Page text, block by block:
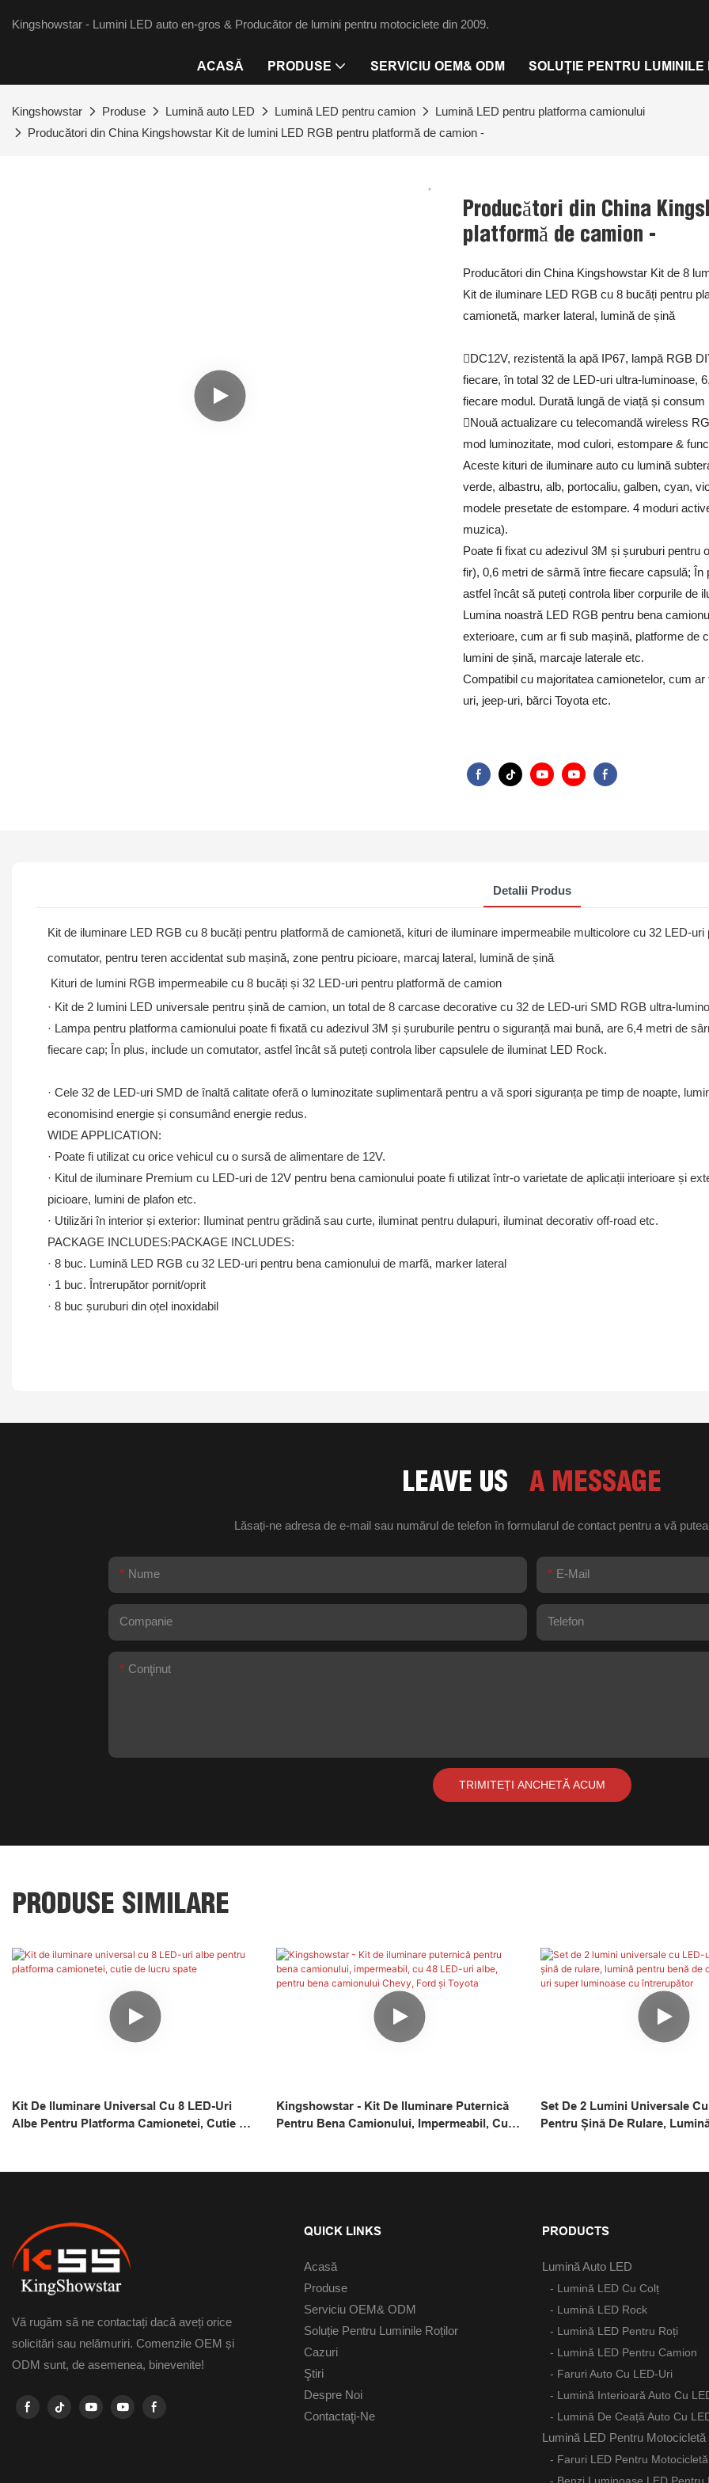
Kingshowstar - Lumini LED auto en-gros & Producător de lumini pentru motociclete din 2009.
ACASĂ PRODUSE SERVICIU OEM& ODM SOLUȚIE PENTRU LUMINILE
Kingshowstar Produse Lumină auto LED Lumină LED pentru camion
Lumină LED pentru platforma camionului
Producători din China Kingshowstar Kit de lumini LED RGB pentru platformă de camion -
Producători din China
platformă de camion -
Producători din China Kingshowstar Kit de 8
Kit de iluminare LED RGB cu 8 bucăți pentru
camionetă, marker lateral, lumină de șină
DC12V, rezistentă la apă IP67, lampă RGB
fiecare, în total 32 de LED-uri ultra-luminoase,
fiecare modul. Durată lungă de viață și consum
Nouă actualizare cu telecomandă wireless
mod luminozitate, mod culori, estompare &
Aceste kituri de iluminare auto cu lumină
verde, albastru, alb, portocaliu, galben, cyan,
modele presetate de estompare. 4 moduri
muzica).
Poate fi fixat cu adezivul 3M și șuruburi pentru
fir), 0,6 metri de sârmă între fiecare capsulă;
astfel încât să puteți controla liber corpurile de
Lumina noastră LED RGB pentru bena
exterioare, cum ar fi sub mașină, platforme de
lumini de șină, marcaje laterale etc.
Compatibil cu majoritatea camionetelor, cum
uri, jeep-uri, bărci Toyota etc.
Detalii Produs
Kit de iluminare LED RGB cu 8 bucăți pentru platformă de camionetă, kituri de iluminare impermeabile multicolore cu 32 LED-
comutator, pentru teren accidentat sub mașină, zone pentru picioare, marcaj lateral, lumină de șină
Kituri de lumini RGB impermeabile cu 8 bucăți și 32 LED-uri pentru platformă de camion
· Kit de 2 lumini LED universale pentru șină de camion, un total de 8 carcase decorative cu 32 de LED-uri SMD RGB ultra-
· Lampa pentru platforma camionului poate fi fixată cu adezivul 3M și șuruburile pentru o siguranță mai bună, are 6,4 metri de
fiecare cap; În plus, include un comutator, astfel încât să puteți controla liber capsulele de iluminat LED Rock.
· Cele 32 de LED-uri SMD de înaltă calitate oferă o luminozitate suplimentară pentru a vă spori siguranța pe timp de noapte,
economisind energie și consumând energie redus.
WIDE APPLICATION:
· Poate fi utilizat cu orice vehicul cu o sursă de alimentare de 12V.
· Kitul de iluminare Premium cu LED-uri de 12V pentru bena camionului poate fi utilizat într-o varietate de aplicații interioare și
picioare, lumini de plafon etc.
· Utilizări în interior și exterior: Iluminat pentru grădină sau curte, iluminat pentru dulapuri, iluminat decorativ off-road etc.
PACKAGE INCLUDES:PACKAGE INCLUDES:
· 8 buc. Lumină LED RGB cu 32 LED-uri pentru bena camionului de marfă, marker lateral
· 1 buc. Întrerupător pornit/oprit
· 8 buc șuruburi din oțel inoxidabil
LEAVE US A MESSAGE
Lăsați-ne adresa de e-mail sau numărul de telefon în formularul de contact pentru a vă
Nume E-Mail
Companie Telefon
Conţinut
TRIMITEȚI ANCHETĂ ACUM
PRODUSE SIMILARE
Kit De Iluminare Universal Cu 8 LED-Uri
Albe Pentru Platforma Camionetei, Cutie De
Kingshowstar - Kit De Iluminare Puternică
Pentru Bena Camionului, Impermeabil, Cu
Set De 2 Lumini Universale
Pentru Șină De Rulare,
Vă rugăm să ne contactați dacă aveți orice
solicitări sau nelămuriri. Comenzile OEM și
ODM sunt, de asemenea, binevenite!
QUICK LINKS
Acasă
Produse
Serviciu OEM& ODM
Soluție Pentru Luminile Roților
Cazuri
Ştiri
Despre Noi
Contactaţi-Ne
PRODUCTS
Lumină Auto LED
- Lumină LED Cu Colț
- Lumină LED Rock
- Lumină LED Pentru Roți
- Lumină LED Pentru Camion
- Faruri Auto Cu LED-Uri
- Lumină Interioară Auto Cu
- Lumină De Ceață Auto Cu
Lumină LED Pentru Motocicletă
- Faruri LED Pentru Motocicletă